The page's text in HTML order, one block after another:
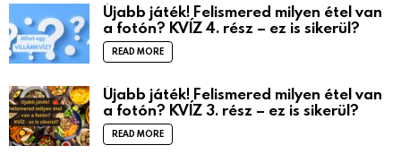
Újabb játék! Felismered milyen étel van
a fotón? KVÍZ 4. rész – ez is sikerül?
READ MORE
Újabb játék! Felismered milyen étel van
a fotón? KVÍZ 3. rész – ez is sikerül?
READ MORE